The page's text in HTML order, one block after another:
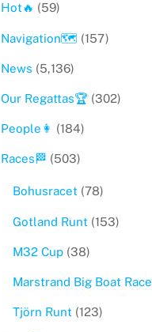
Hot🔥 (59)
Navigation🗺 (157)
News (5,136)
Our Regattas🏆 (302)
People👩 (184)
Races🏁 (503)
Bohusracet(78)
Gotland Runt(153)
M32 Cup(38)
Marstrand Big Boat Race
Tjörn Runt(123)